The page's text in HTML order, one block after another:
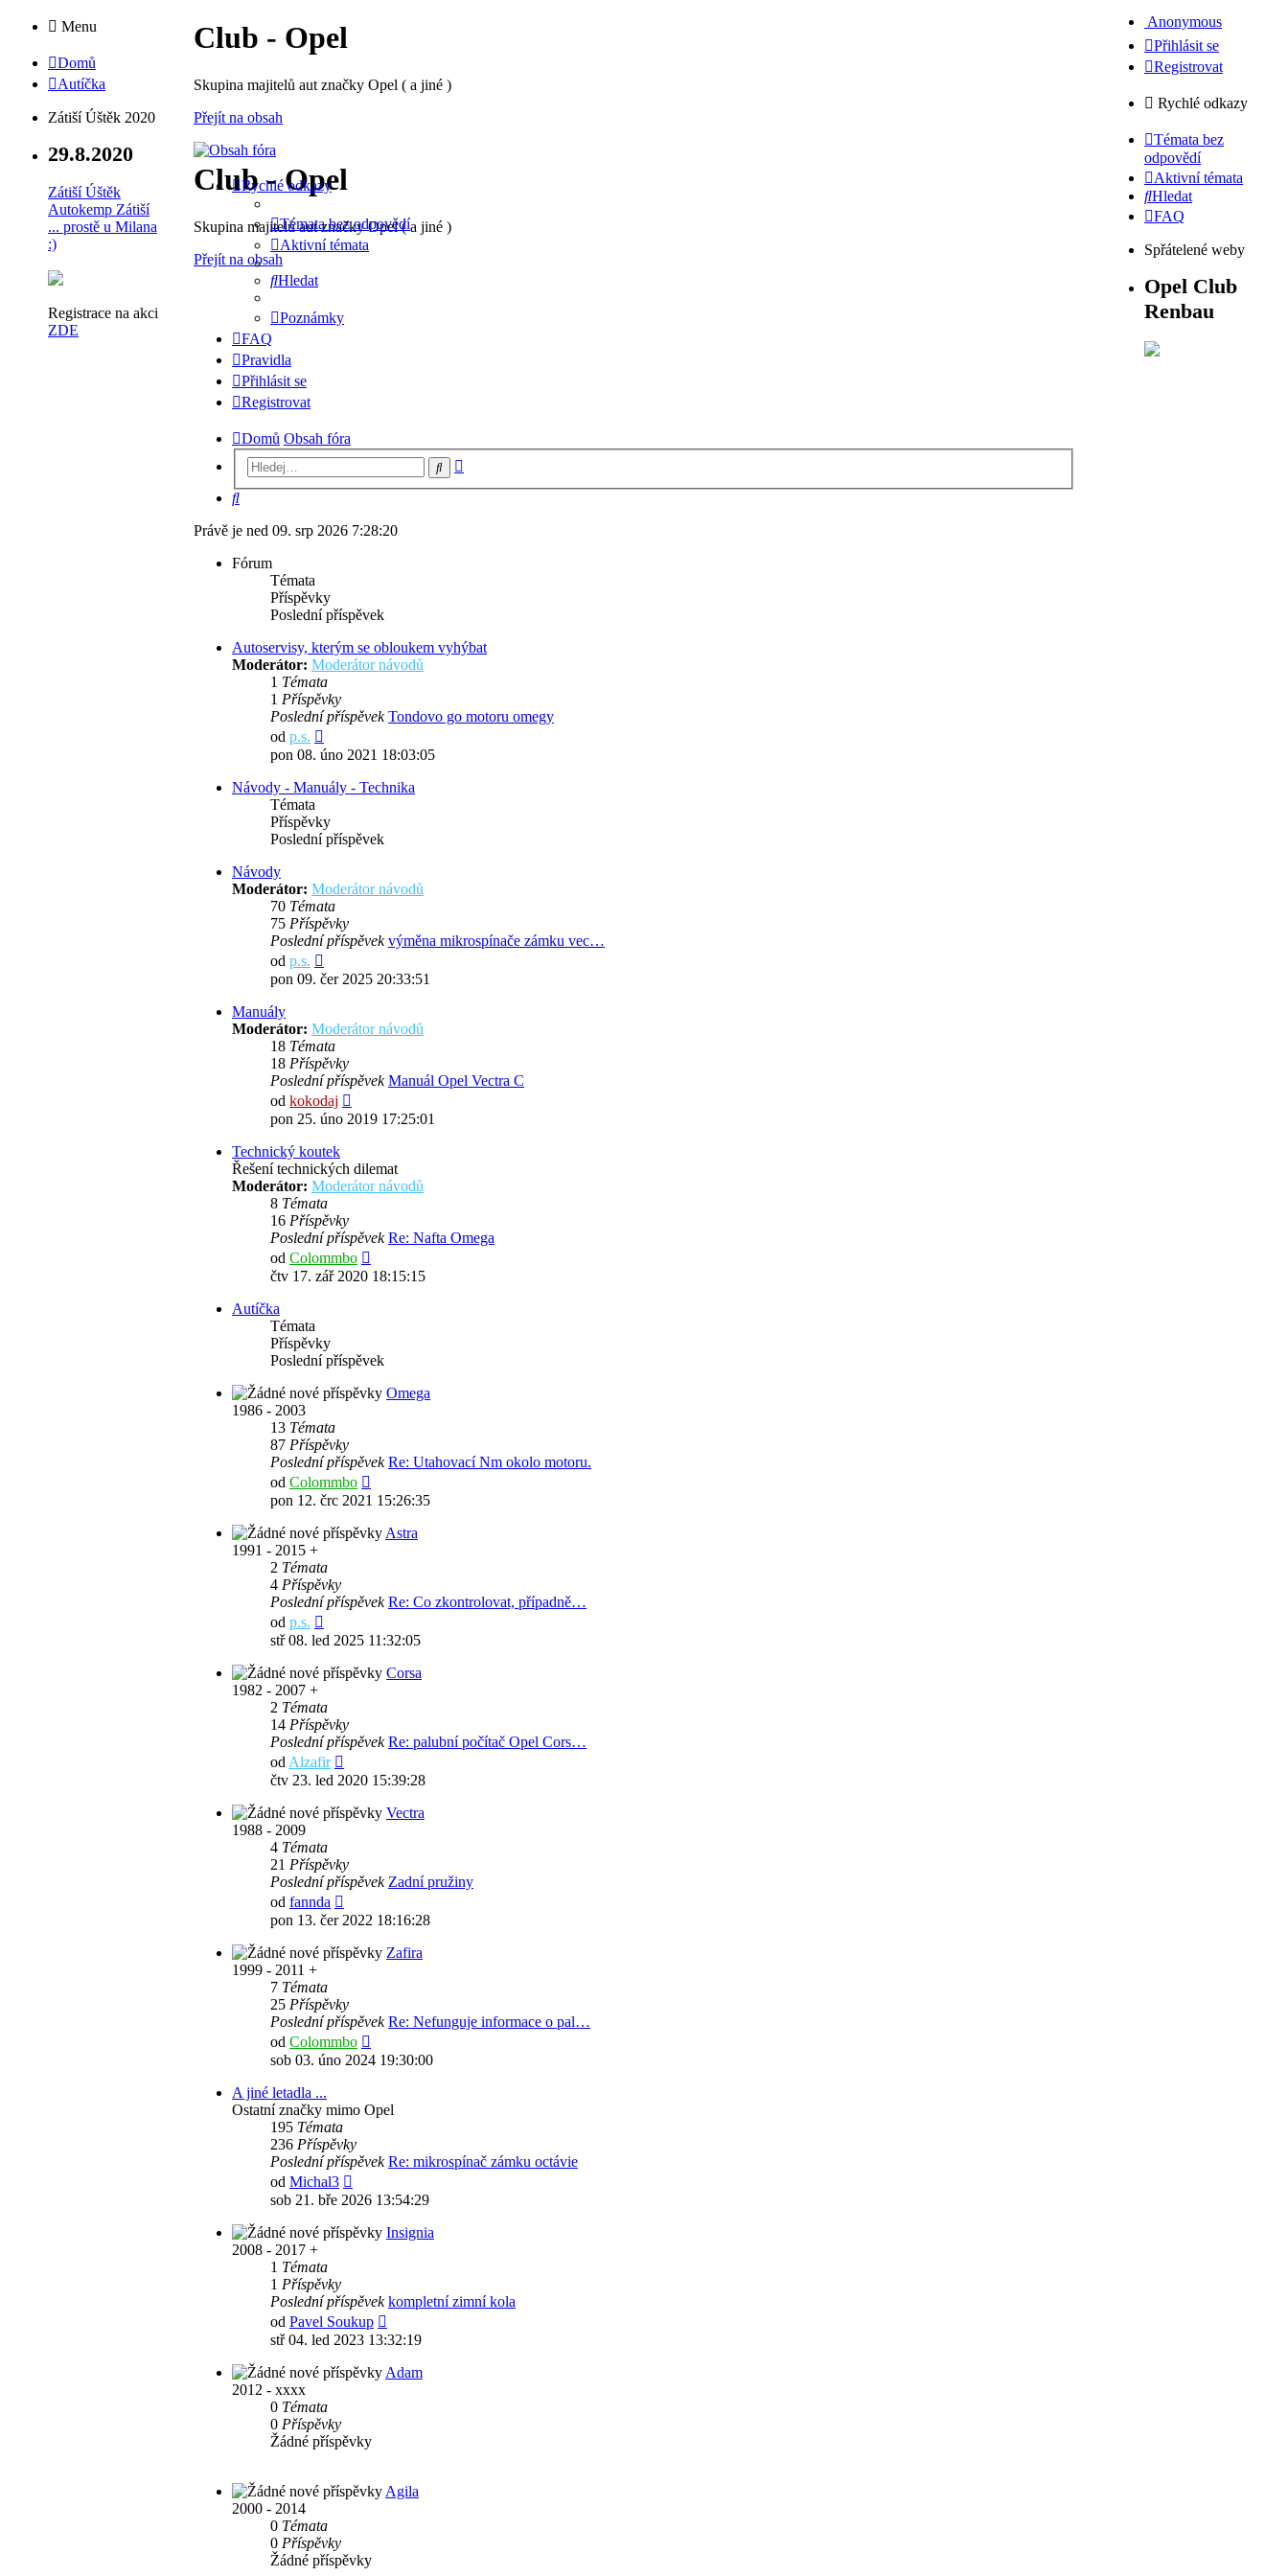
Menu
Domů
Autíčka
Zátiší Úštěk 2020
29.8.2020
Zátiší Úštěk
Autokemp Zátiší
... prostě u Milana
:)
Registrace na akci
ZDE
Club - Opel
Skupina majitelů aut značky Opel ( a jiné )
Přejít na obsah
Club - Opel
Skupina majitelů aut značky Opel ( a jiné )
Přejít na obsah
Rychlé odkazy
Témata bez odpovědí
Aktivní témata
Hledat
Poznámky
FAQ
Pravidla
Přihlásit se
Registrovat
Domů Obsah fóra
Hledat
Hledat
Právě je ned 09. srp 2026 7:28:20
Fórum
Témata
Příspěvky
Poslední příspěvek
Autoservisy, kterým se obloukem vyhýbat
Moderátor: Moderátor návodů
1 Témata
1 Příspěvky
Poslední příspěvek Tondovo go motoru omegy
od p.s.
poslední
pon 08. úno 2021 18:03:05
Návody - Manuály - Technika
Témata
Příspěvky
Poslední příspěvek
Návody
Moderátor: Moderátor návodů
70 Témata
75 Příspěvky
Poslední příspěvek výměna mikrospínače zámku vec…
od p.s.
poslední
pon 09. čer 2025 20:33:51
Manuály
Moderátor: Moderátor návodů
18 Témata
18 Příspěvky
Poslední příspěvek Manuál Opel Vectra C
od kokodaj
poslední
pon 25. úno 2019 17:25:01
Technický koutek
Řešení technických dilemat
Moderátor: Moderátor návodů
8 Témata
16 Příspěvky
Poslední příspěvek Re: Nafta Omega
od Colommbo
poslední
čtv 17. zář 2020 18:15:15
Autíčka
Témata
Příspěvky
Poslední příspěvek
Omega
1986 - 2003
13 Témata
87 Příspěvky
Poslední příspěvek Re: Utahovací Nm okolo motoru.
od Colommbo
poslední
pon 12. črc 2021 15:26:35
Astra
1991 - 2015 +
2 Témata
4 Příspěvky
Poslední příspěvek Re: Co zkontrolovat, případně…
od p.s.
poslední
stř 08. led 2025 11:32:05
Corsa
1982 - 2007 +
2 Témata
14 Příspěvky
Poslední příspěvek Re: palubní počítač Opel Cors…
odAlzafir
poslední
čtv 23. led 2020 15:39:28
Vectra
1988 - 2009
4 Témata
21 Příspěvky
Poslední příspěvek Zadní pružiny
od fannda
poslední
pon 13. čer 2022 18:16:28
Zafira
1999 - 2011 +
7 Témata
25 Příspěvky
Poslední příspěvek Re: Nefunguje informace o pal…
od Colommbo
poslední
sob 03. úno 2024 19:30:00
A jiné letadla ...
Ostatní značky mimo Opel
195 Témata
236 Příspěvky
Poslední příspěvek Re: mikrospínač zámku octávie
od Michal3
poslední
sob 21. bře 2026 13:54:29
Insignia
2008 - 2017 +
1 Témata
1 Příspěvky
Poslední příspěvek kompletní zimní kola
od Pavel Soukup
poslední
stř 04. led 2023 13:32:19
Adam
2012 - xxxx
0 Témata
0 Příspěvky
Žádné příspěvky
Agila
2000 - 2014
0 Témata
0 Příspěvky
Žádné příspěvky
Anonymous
Přihlásit se
Registrovat
Rychlé odkazy
Témata bez
odpovědí
Aktivní témata
Hledat
FAQ
Spřátelené weby
Opel Club
Renbau